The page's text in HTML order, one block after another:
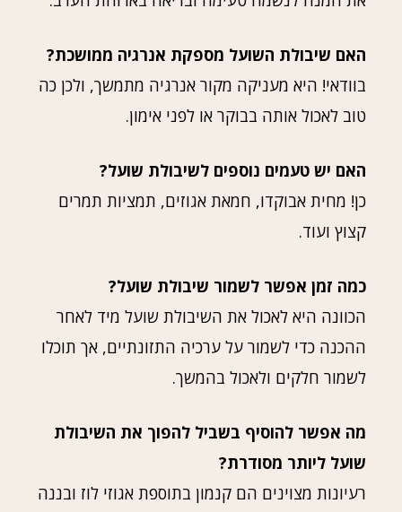
האם שיבולת השועל מספקת אנרגיה ממושכת?
בוודאי! היא מעניקה מקור אנרגיה מתמשך, ולכן כה
טוב לאכול אותה בבוקר או לפני אימון.
האם יש טעמים נוספים לשיבולת שועל?
כן! מחית אבוקדו, חמאת אגוזים, תמציות תמרים
קצוץ ועוד.
כמה זמן אפשר לשמור שיבולת שועל?
הכוונה היא לאכול את השיבולת שועל מיד לאחר
ההכנה כדי לשמור על ערכיה התזונתיים, אך תוכלו
לשמור חלקים ולאכול בהמשך.
מה אפשר להוסיף בשביל להפוך את השיבולת
שועל ליותר מסודרת?
רעיונות מצוינים הם קנמון בתוספת אגוזי לוז ובננה